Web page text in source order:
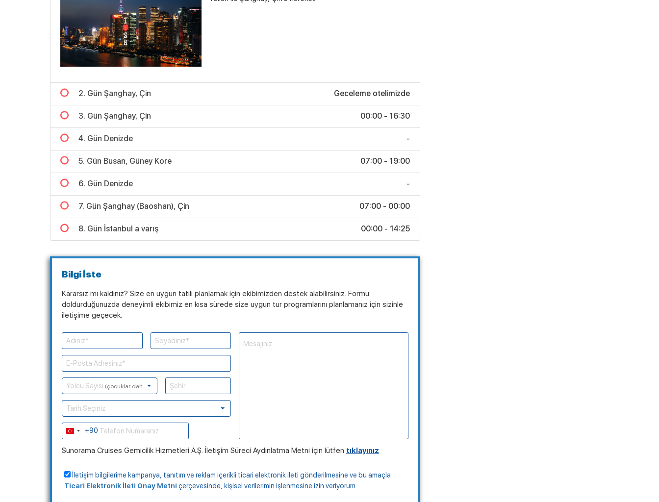
2. Gün Şanghay, Çin Geceleme otelimizde
3. Gün Şanghay, Çin 00:00 - 16:30
4. Gün Denizde -
5. Gün Busan, Güney Kore 07:00 - 19:00
6. Gün Denizde -
7. Gün Şanghay (Baoshan), Çin 07:00 - 00:00
8. Gün İstanbul a varış 00:00 - 14:25
Bilgi İste
Kararsız mı kaldınız? Size en uygun tatili planlamak için ekibimizden destek alabilirsiniz. Formu
doldurduğunuzda deneyimli ekibimiz en kısa sürede size uygun tur programlarını planlamanız için sizinle
iletişime geçecek.
Yolcu Sayısı (çocuklar dahil)
Tarih Seçiniz
Turkey+90
Sunorama Cruises Gemicilik Hizmetleri A.Ş. İletişim Süreci Aydınlatma Metni için lütfen tıklayınız
İletişim bilgilerime kampanya, tanıtım ve reklam içerikli ticari elektronik ileti gönderilmesine ve bu amaçla
Ticari Elektronik İleti Onay Metni çerçevesinde, kişisel verilerimin işlenmesine izin veriyorum.